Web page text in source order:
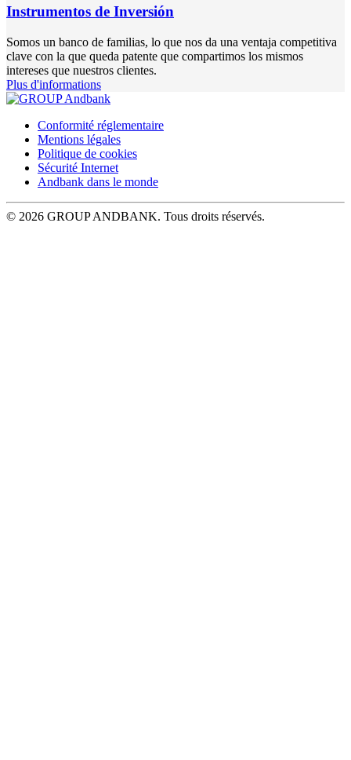
Instrumentos de Inversión
Somos un banco de familias, lo que nos da una ventaja competitiva
clave con la que queda patente que compartimos los mismos
intereses que nuestros clientes.
Plus d'informations
Conformité réglementaire
Mentions légales
Politique de cookies
Sécurité Internet
Andbank dans le monde
© 2026 GROUP ANDBANK. Tous droits réservés.